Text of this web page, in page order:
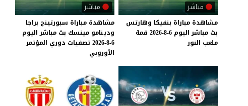
مباشر
مشاهدة مباراة بنفيكا وهارتس
بث مباشر اليوم 6-8-2026
قمة
ملعب النور
مباشر
مشاهدة مباراة سبورتينج براجا
ودينامو مينسك بث مباشر اليوم
6-8-2026 تصفيات دوري المؤتمر
الأوروبي